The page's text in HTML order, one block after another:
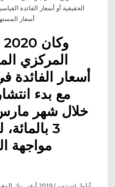
الحقيقية أو أسعار الفائدة
المركزي
أسعار الفائدة
مع بدء
خلال شهر
3
مواجهة